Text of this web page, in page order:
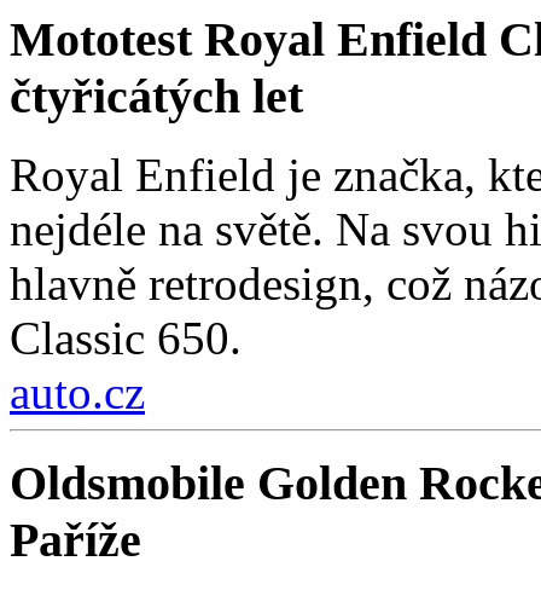
Mototest Royal Enfield
čtyřicátých let
Royal Enfield je značka,
nejdéle na světě. Na svou
hlavně retrodesign, což
Classic 650.
auto.cz
Oldsmobile Golden
Paříže